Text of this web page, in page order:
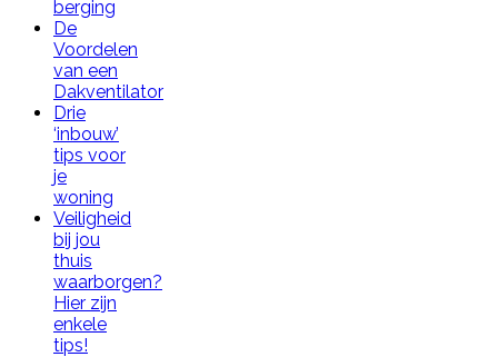
berging
De
Voordelen
van een
Dakventilator
Drie
‘inbouw’
tips voor
je
woning
Veiligheid
bij jou
thuis
waarborgen?
Hier zijn
enkele
tips!